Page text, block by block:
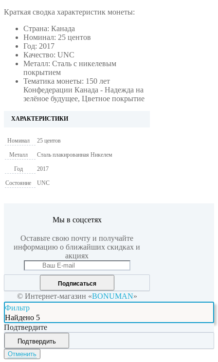
Краткая сводка характеристик монеты:
Страна: Канада
Номинал: 25 центов
Год: 2017
Качество: UNC
Металл: Сталь с никелевым
покрытием
Тематика монеты: 150 лет
Конфедерации Канада - Надежда на
зелёное будущее, Цветное покрытие
ХАРАКТЕРИСТИКИ
Номинал 25 центов
Металл Сталь плакированная Никелем
Год 2017
Состояние UNC
Мы в соцсетях
Оставьте свою почту и получайте
информацию о ближайших скидках и
акциях
Подписаться
© Интернет-магазин «BONUMAN»
Фильтр
Найдено 5
Подтвердите
Подтвердить
Отменить